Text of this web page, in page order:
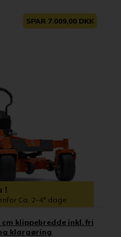
SPAR 7.009,00 DKK
!
Ca. 2-4* dage
cm klippebredde inkl. fri
klargøring